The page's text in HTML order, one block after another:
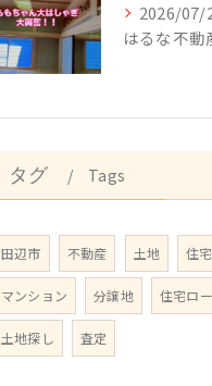
2026/07/
はるな不動
タグ Tags
田辺市 不動産 土地 住宅
マンション 分譲地 住宅ロ
土地探し 査定